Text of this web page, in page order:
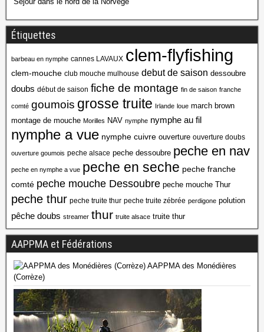
Étiquettes
barbeau en nymphe cannes LAVAUX clem-flyfishing
clem-mouche club mouche mulhouse debut de saison dessoubre
doubs début de saison fiche de montage fin de saison franche
comté goumois grosse truite Irlande loue march brown
montage de mouche Morilles NAV nymphe nymphe au fil
nymphe a vue nymphe cuivre ouverture ouverture doubs
ouverture goumois peche alsace peche dessoubre peche en nav
peche en nymphe a vue peche en seche peche franche
comté peche mouche Dessoubre peche mouche Thur
peche thur peche truite thur peche truite zébrée perdigone polution
pêche doubs streamer thur truite alsace truite thur
AAPPMA et Fédérations
AAPPMA des Monédières
(Corrèze)